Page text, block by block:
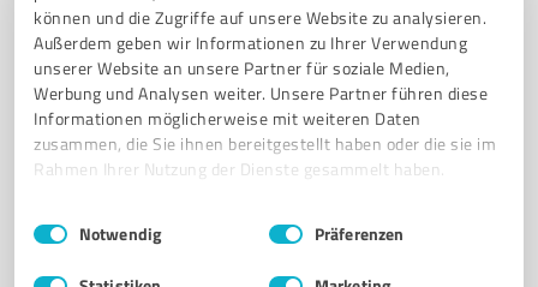
können und die Zugriffe auf unsere Website zu analysieren.
Außerdem geben wir Informationen zu Ihrer Verwendung
unserer Website an unsere Partner für soziale Medien,
Werbung und Analysen weiter. Unsere Partner führen diese
Informationen möglicherweise mit weiteren Daten
zusammen, die Sie ihnen bereitgestellt haben oder die sie im
Rahmen Ihrer Nutzung der Dienste gesammelt haben.
Impressum Datenschutzbestimmungen
Einwilligungsauswahl
Notwendig Präferenzen
KFZ-DIENSTLEISTUNGEN
Hoppecker Str. 57, 59929 Brilon
info@paul-rolfes.de www.paul-rolfes.de/
4,20 / 5,00